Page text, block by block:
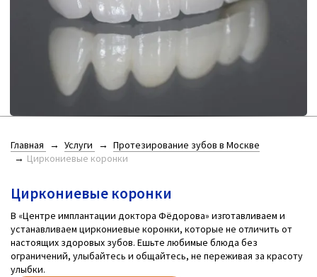
Главная Услуги
Протезирование зубов в Москве
Циркониевые коронки
Циркониевые коронки
В «Центре имплантации доктора Фёдорова» изготавливаем и
устанавливаем циркониевые коронки, которые не отличить от
настоящих здоровых зубов. Ешьте любимые блюда без
ограничений, улыбайтесь и общайтесь, не переживая за красоту
улыбки.